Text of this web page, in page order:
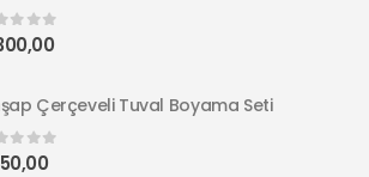
üzerinden
Çerçeveli Tuval Boyama Seti
üzerinden